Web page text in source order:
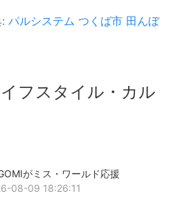
パルシステム つくば市 田んぼ
フスタイル・カル
がミス・ワールド応援
08-09 18:26:11